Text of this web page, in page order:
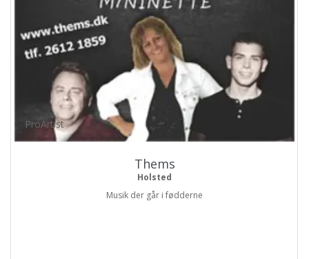
ProArtist
Thems
Holsted
Musik der går i fødderne